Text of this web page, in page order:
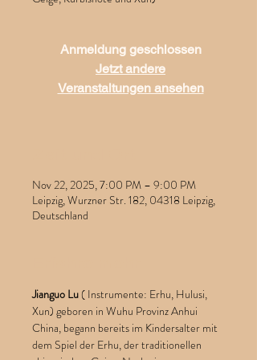
Anmeldung geschlossen
Jetzt andere
Veranstaltungen ansehen
Nov 22, 2025, 7:00 PM – 9:00 PM
Leipzig, Wurzner Str. 182, 04318 Leipzig,
Deutschland
Jianguo Lu ( Instrumente: Erhu, Hulusi,
Xun) geboren in Wuhu Provinz Anhui
China, begann bereits im Kindersalter mit
dem Spiel der Erhu, der traditionellen